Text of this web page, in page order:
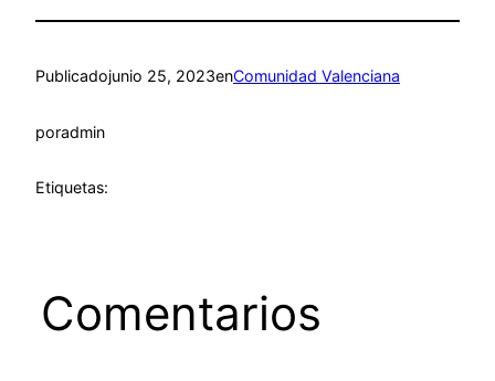
Publicadojunio 25, 2023enComunidad Valenciana
poradmin
Etiquetas:
Comentarios